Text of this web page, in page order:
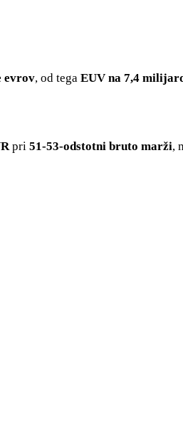
evrov, od tega EUV na 7,4
pri 51-53-odstotni bruto marži,